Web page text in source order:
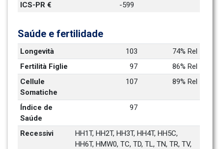
ICS-PR €
-599
Saúde e fertilidade
Longevità 103
74% Rel
Fertilità Figlie
97
86% Rel
Cellule
Somatiche
107 89% Rel
Índice de
Saúde
97
Recessivi
HH1T, HH2T, HH3T, HH4T, HH5C,
HH6T, HMW0, TC, TD, TL, TN, TR, TV,